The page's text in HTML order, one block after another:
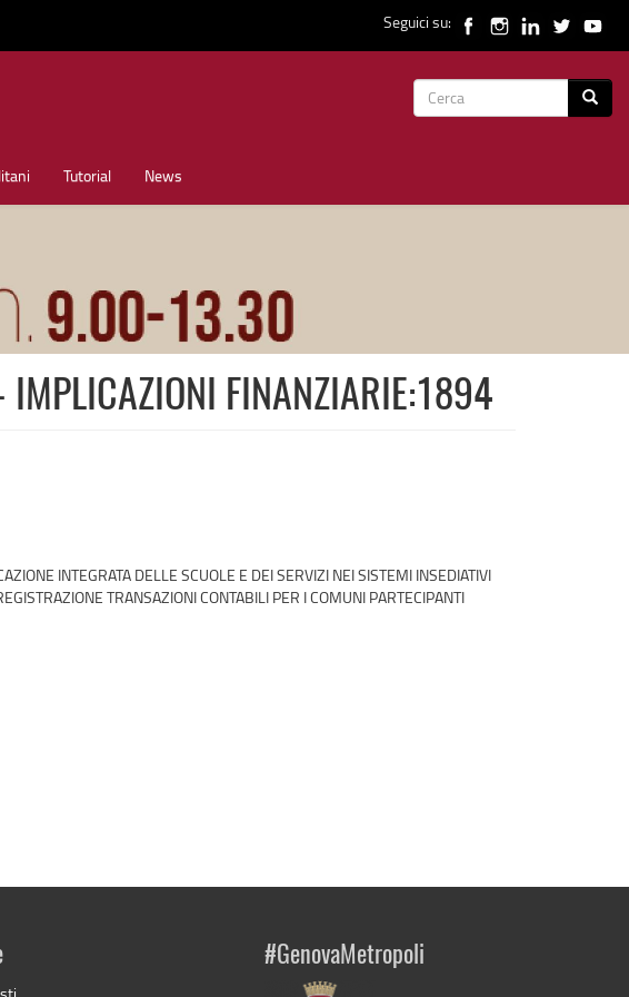
Seguici su:
Form
Tutorial News
FINANZIARIE:1894
INTEGRATA DELLE SCUOLE E DEI SERVIZI NEI SISTEMI INSEDIATIVI
TRANSAZIONI CONTABILI PER I COMUNI PARTECIPANTI
#GenovaMetropoli